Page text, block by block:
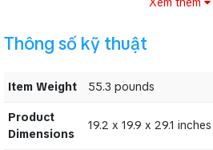
Ergonomically shaped handles for
Rugged steel grill for optimal
Speakon)
construction ensure long life
Conceived and designed by
Thông số kỹ thuật
Item Weight 55.3 pounds
Product
Dimensions
19.2 x 19.9 x 29.1 inches